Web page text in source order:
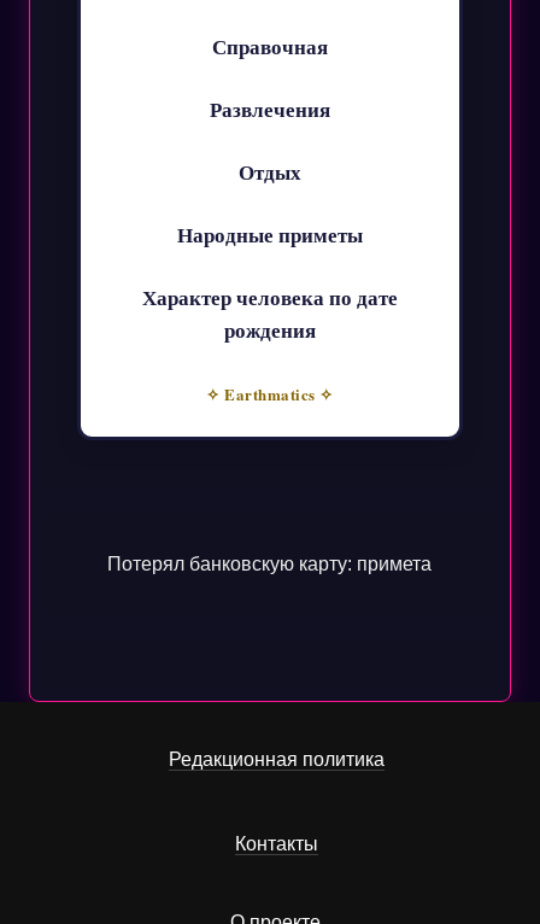
Справочная
Развлечения
Отдых
Народные приметы
Характер человека по дате
рождения
✧ Earthmatics ✧
Потерял банковскую карту: примета
Редакционная политика
Контакты